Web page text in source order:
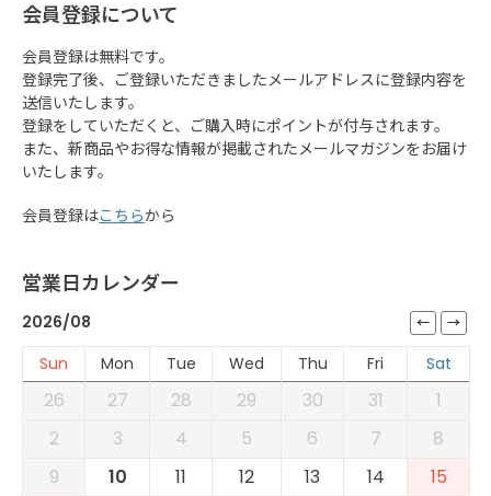
会員登録について
会員登録は無料です。
登録完了後、ご登録いただきましたメールアドレスに登録内容を
送信いたします。
登録をしていただくと、ご購入時にポイントが付与されます。
また、新商品やお得な情報が掲載されたメールマガジンをお届け
いたします。
会員登録はこちらから
営業日カレンダー
2026/08
Sun
Mon Tue Wed Thu Fri Sat
26 27 28 29 30 31
1
2
3 4 5 6 7
8
9
10 11 12 13 14
15